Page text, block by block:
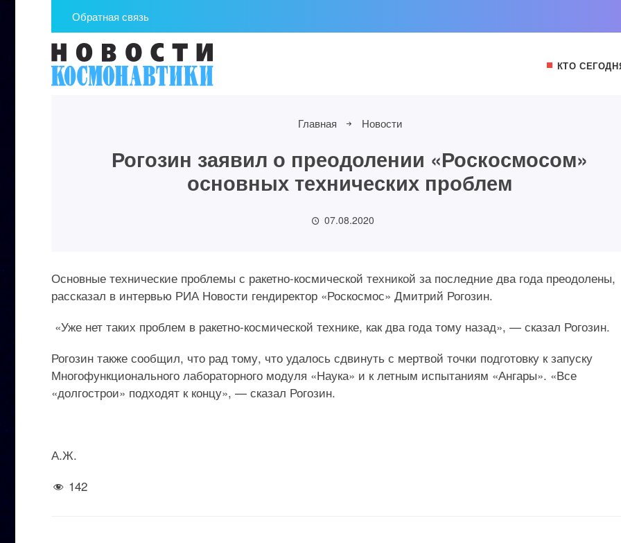
Обратная связь
КТО
Главная Новости
Рогозин заявил о преодолении «Роскосмосом»
основных технических проблем
07.08.2020
Основные технические проблемы с ракетно-космической техникой за последние два года преодолены,
рассказал в интервью РИА Новости гендиректор «Роскосмос» Дмитрий Рогозин.
«Уже нет таких проблем в ракетно-космической технике, как два года тому назад», — сказал Рогозин.
Рогозин также сообщил, что рад тому, что удалось сдвинуть с мертвой точки подготовку к запуску
Многофункционального лабораторного модуля «Наука» и к летным испытаниям «Ангары». «Все
«долгострои» подходят к концу», — сказал Рогозин.
А.Ж.
142